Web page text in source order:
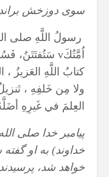
سوى دوزخش
رسولُ اللَّهِ صلى
اُمَّتُكَv سَتُفتَتَنُ،
كتابُ اللَّهِ العَزيزُ ،
ولا مِن خَلفِهِ ،
العِلمَ في غَيرِهِ
پيامبر خدا صلى
خداوند) به او
خواهد شد،